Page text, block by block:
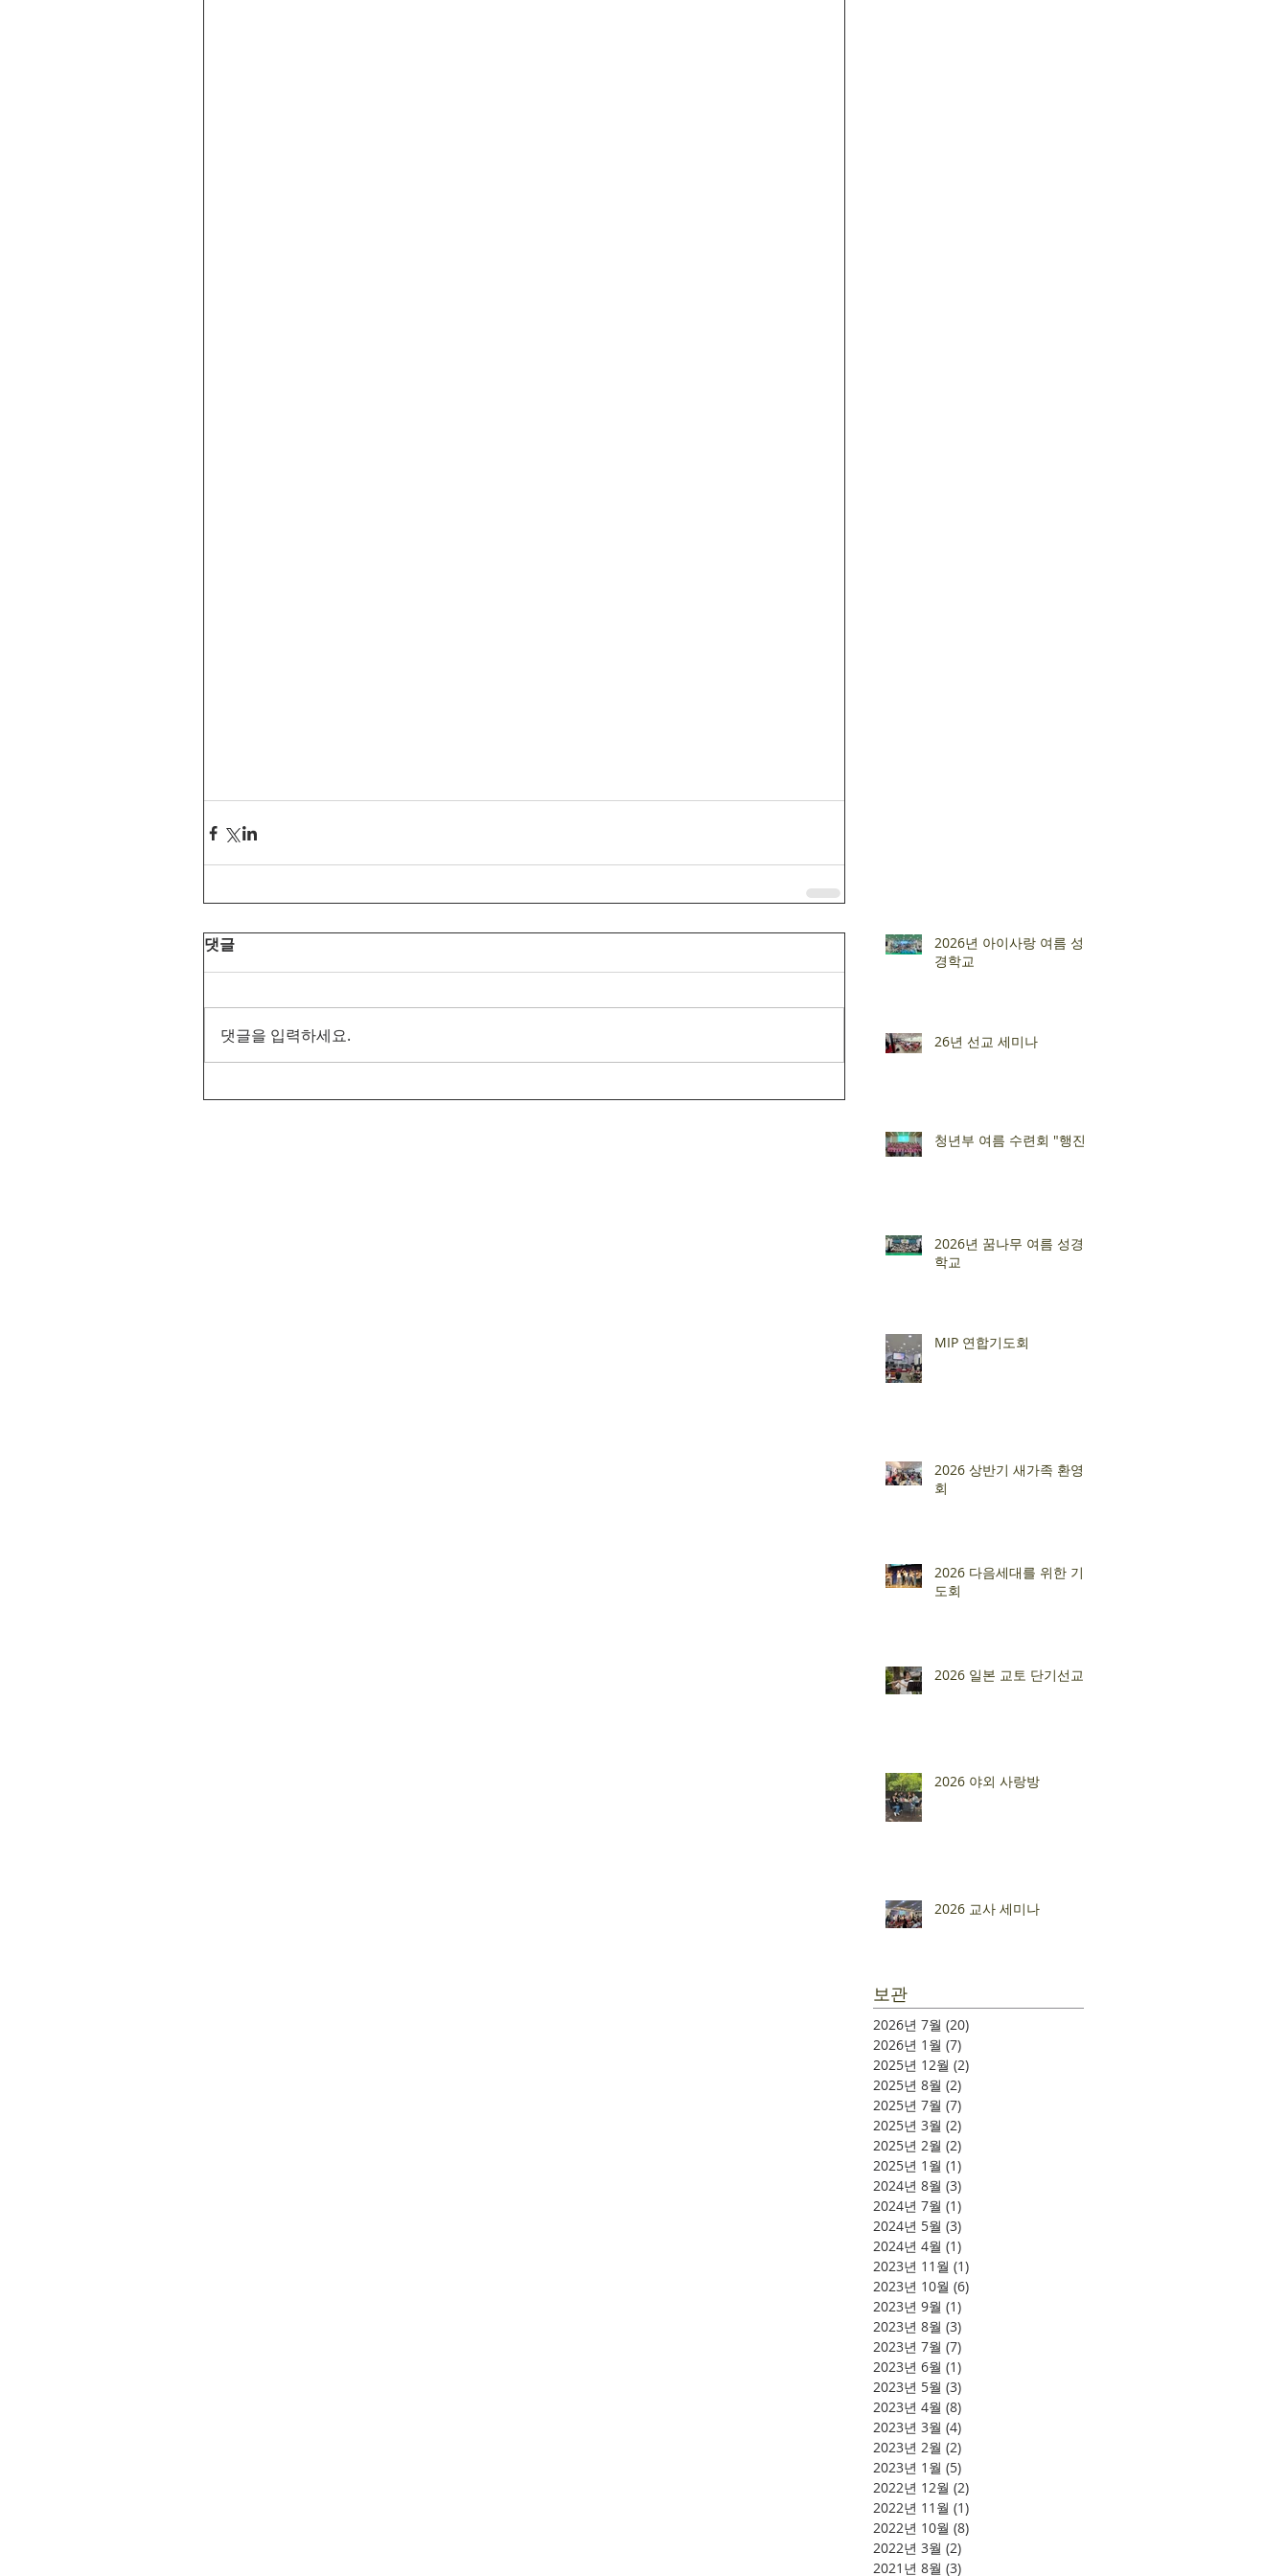
댓글
댓글을 입력하세요.
2026년 아이사랑 여름 성
경학교
26년 선교 세미나
청년부 여름 수련회 "행진"
2026년 꿈나무 여름 성경
학교
MIP 연합기도회
2026 상반기 새가족 환영
회
2026 다음세대를 위한 기
도회
2026 일본 교토 단기선교
2026 야외 사랑방
2026 교사 세미나
보관
2026년 7월 (20)
2026년 1월 (7)
2025년 12월 (2)
2025년 8월 (2)
2025년 7월 (7)
2025년 3월 (2)
2025년 2월 (2)
2025년 1월 (1)
2024년 8월 (3)
2024년 7월 (1)
2024년 5월 (3)
2024년 4월 (1)
2023년 11월 (1)
2023년 10월 (6)
2023년 9월 (1)
2023년 8월 (3)
2023년 7월 (7)
2023년 6월 (1)
2023년 5월 (3)
2023년 4월 (8)
2023년 3월 (4)
2023년 2월 (2)
2023년 1월 (5)
2022년 12월 (2)
2022년 11월 (1)
2022년 10월 (8)
2022년 3월 (2)
2021년 8월 (3)